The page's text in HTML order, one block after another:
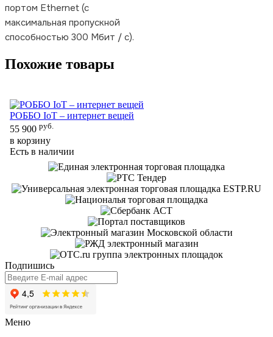
портом Ethernet (с
максимальная пропускной
способностью 300 Мбит / с).
Похожие товары
РОББО IoT – интернет вещей
55 900 руб.
в корзину
Есть в наличии
Подпишись
Меню